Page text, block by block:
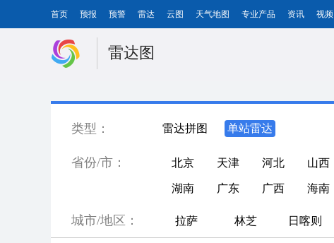
首页 预报 预警 雷达 云图 天气地图 专业产品 资讯 视频
雷达图
类型： 雷达拼图 单站雷达
省份/市： 北京 天津 河北 山西
湖南 广东 广西 海南
城市/地区： 拉萨 林芝 日喀则